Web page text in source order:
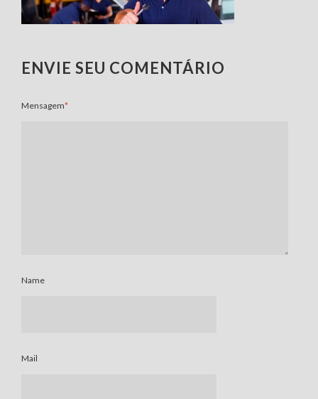
ENVIE SEU COMENTÁRIO
Mensagem*
Name
Mail